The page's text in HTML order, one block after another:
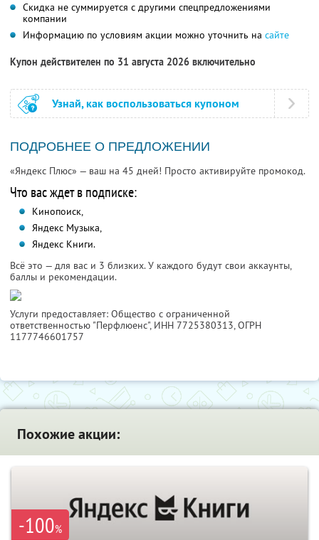
Скидка не суммируется с другими спецпредложениями
компании
Информацию по условиям акции можно уточнить на сайте
Купон действителен по 31 августа 2026 включительно
Узнай, как воспользоваться купоном
ПОДРОБНЕЕ О ПРЕДЛОЖЕНИИ
«Яндекс Плюс» — ваш на 45 дней! Просто активируйте промокод.
Что вас ждет в подписке:
Кинопоиск,
Яндекс Музыка,
Яндекс Книги.
Всё это — для вас и 3 близких. У каждого будут свои аккаунты,
баллы и рекомендации.
Услуги предоставляет: Общество с ограниченной
ответственностью "Перфлюенс", ИНН 7725380313, ОГРН
1177746601757
Похожие акции:
-100%